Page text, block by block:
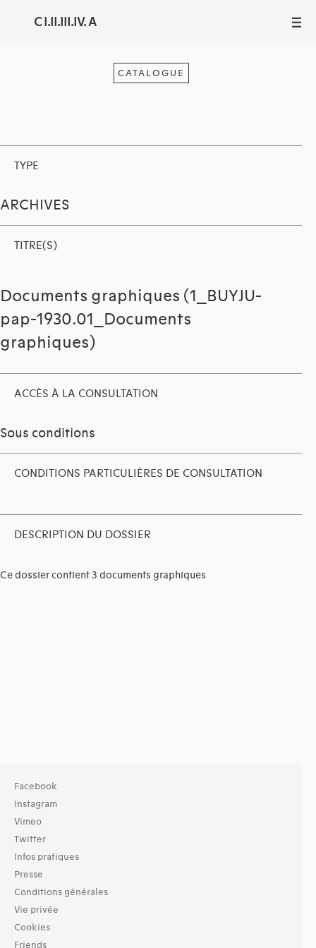
C I.II.III.IV. A III
CATALOGUE
TYPE
ARCHIVES
TITRE(S)
Documents graphiques (1_BUYJU-
pap-1930.01_Documents
graphiques)
ACCÈS À LA CONSULTATION
Sous conditions
CONDITIONS PARTICULIÈRES DE CONSULTATION
DESCRIPTION DU DOSSIER
Ce dossier contient 3 documents graphiques
Facebook
Instagram
Vimeo
Twitter
Infos pratiques
Presse
Conditions générales
Vie privée
Cookies
Friends